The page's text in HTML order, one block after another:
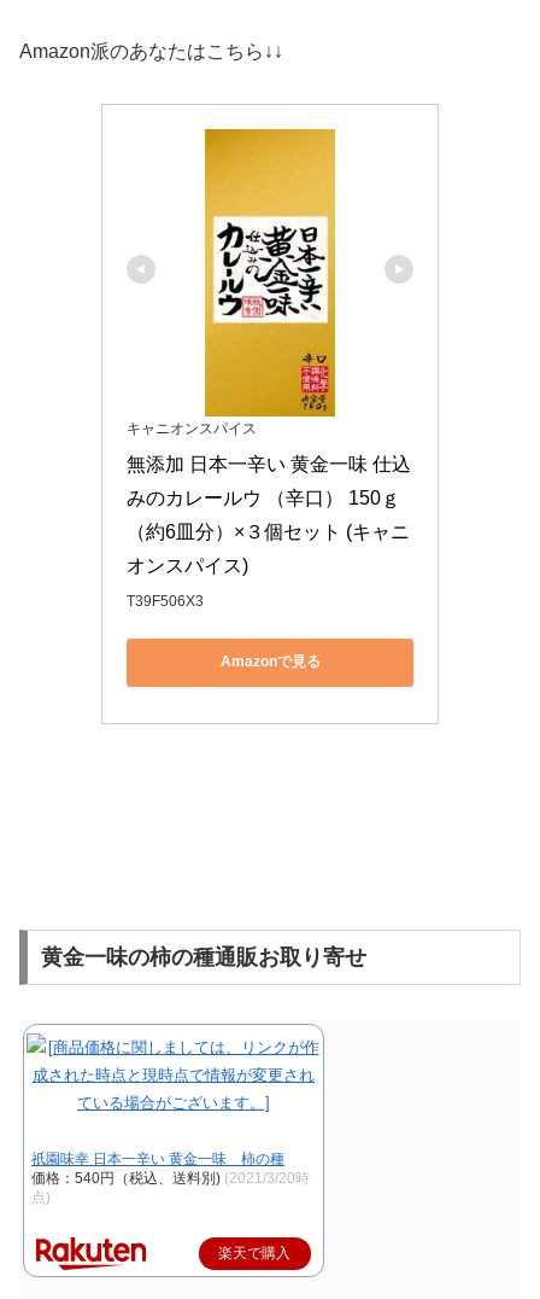
Amazon派のあなたはこちら↓↓
キャニオンスパイス
無添加 日本一辛い 黄金一味 仕込
みのカレールウ （辛口） 150ｇ
（約6皿分）×３個セット (キャニ
オンスパイス)
T39F506X3
Amazonで見る
黄金一味の柿の種通販お取り寄せ
祇園味幸 日本一辛い 黄金一味 柿の種
価格：540円（税込、送料別) (2021/3/20時
点)
楽天で購入